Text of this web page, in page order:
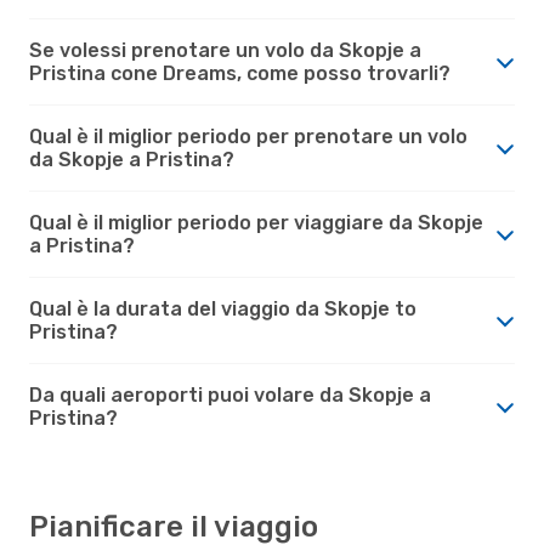
Se volessi prenotare un volo da Skopje a
Pristina cone Dreams, come posso trovarli?
Qual è il miglior periodo per prenotare un volo
da Skopje a Pristina?
Qual è il miglior periodo per viaggiare da Skopje
a Pristina?
Qual è la durata del viaggio da Skopje to
Pristina?
Da quali aeroporti puoi volare da Skopje a
Pristina?
Pianificare il viaggio